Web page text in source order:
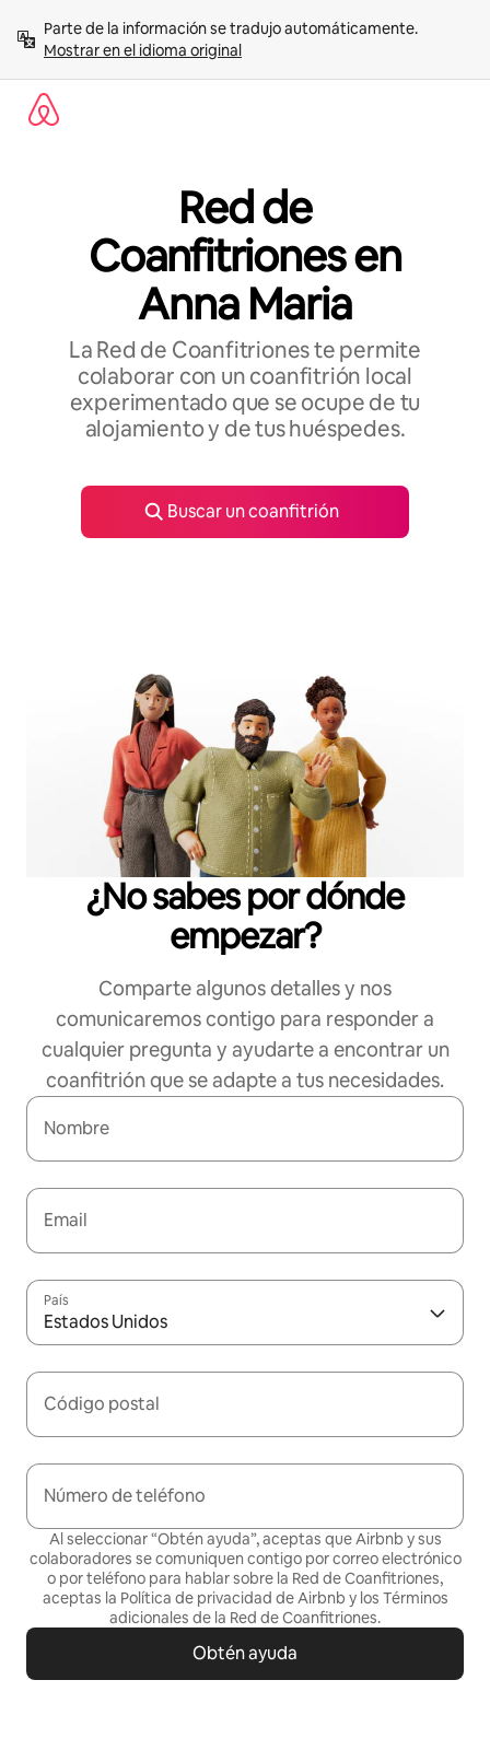
contenidoMostrar en el idioma original
Red de
Coanfitriones en
Anna Maria
La Red de Coanfitriones te permite
colaborar con un coanfitrión local
experimentado que se ocupe de tu
alojamiento y de tus huéspedes.
Buscar un coanfitrión
¿No sabes por dónde
empezar?
Comparte algunos detalles y nos
comunicaremos contigo para responder a
cualquier pregunta y ayudarte a encontrar un
coanfitrión que se adapte a tus necesidades.
Nombre
Email
País
Estados Unidos
Código postal
Número de teléfono
Al seleccionar “Obtén ayuda”, aceptas que Airbnb y sus
colaboradores se comuniquen contigo por correo electrónico
o por teléfono para hablar sobre la Red de Coanfitriones,
aceptas la Política de privacidad de Airbnb y los Términos
adicionales de la Red de Coanfitriones.
Obtén ayuda